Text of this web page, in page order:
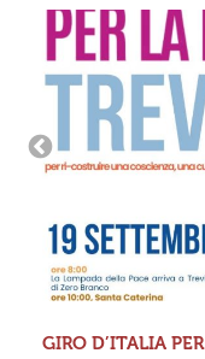
GIRO D’ITALIA